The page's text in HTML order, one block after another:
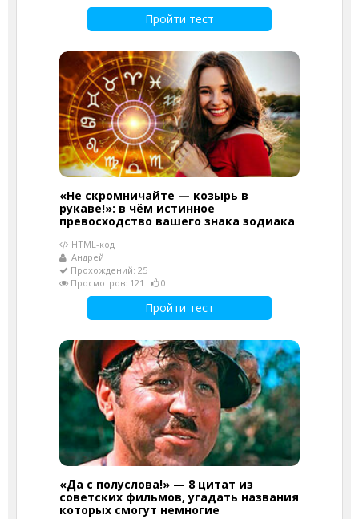
Пройти тест
«Не скромничайте — козырь в
рукаве!»: в чём истинное
превосходство вашего знака зодиака
HTML-код
Андрей
Прохождений: 25
Просмотров: 121
0
Пройти тест
«Да с полуслова!» — 8 цитат из
советских фильмов, угадать названия
которых смогут немногие